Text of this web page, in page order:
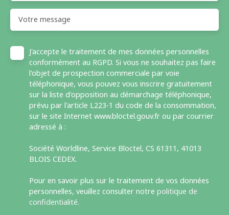
Votre message
J'accepte le traitement de mes données personnelles
conformément au RGPD. Si vous ne souhaitez pas faire
l'objet de prospection commerciale par voie
téléphonique, vous pouvez vous inscrire gratuitement
sur la liste d'opposition au démarchage téléphonique,
prévu par l'article L223-1 du code de la consommation,
sur le site Internet www.bloctel.gouv.fr ou par courrier
adressé à :
Société Worldline, Service Bloctel, CS 61311, 41013
BLOIS CEDEX.
Pour en savoir plus sur le traitement de vos données
personnelles, veuillez consulter notre politique de
confidentialité.